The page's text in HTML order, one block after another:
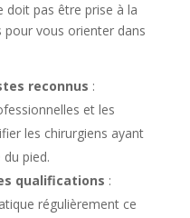
doit pas être prise à la
pour vous orienter dans
reconnus :
et les
les chirurgiens ayant
pied.
qualifications :
régulièrement ce